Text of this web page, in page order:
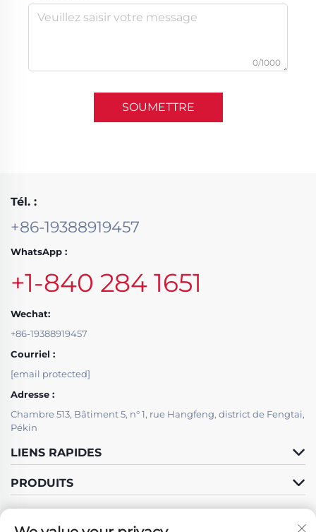
0/1000
SOUMETTRE
Tél. :
+86-19388919457
WhatsApp :
+1-840 284 1651
Wechat:
+86-19388919457
Courriel :
[email protected]
Adresse :
Chambre 513, Bâtiment 5, n° 1, rue Hangfeng, district de Fengtai,
Pékin
LIENS RAPIDES
PRODUITS